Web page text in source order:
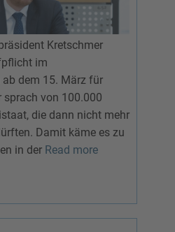
Kretschmer
im
dem 15. März für
sprach von 100.000
die dann nicht mehr
Damit käme es zu
in der Read more